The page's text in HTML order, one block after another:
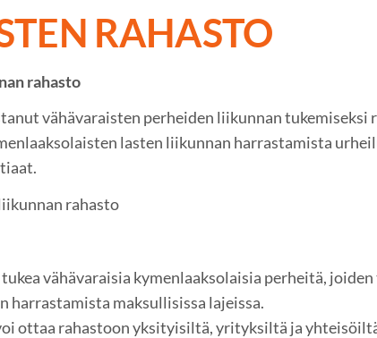
RAHASTO
rahasto
vähävaraisten perheiden liikunnan tukemiseksi
lasten liikunnan harrastamista
rahasto
vähävaraisia kymenlaaksolaisia perheitä,
harrastamista maksullisissa lajeissa.
ottaa rahastoon yksityisiltä, yrityksiltä ja